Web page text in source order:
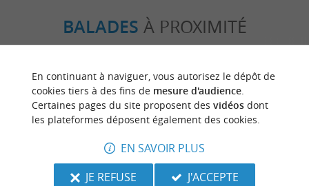
BALADES À PROXIMITÉ
En continuant à naviguer, vous autorisez le dépôt de
cookies tiers à des fins de mesure d'audience.
Certaines pages du site proposent des vidéosdont
les plateformes déposent également des cookies.
EN SAVOIR PLUS
JE REFUSE
J'ACCEPTE